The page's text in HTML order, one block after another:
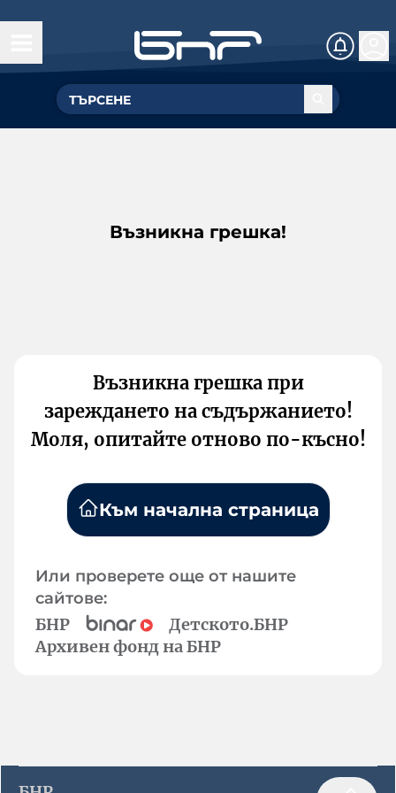
Възникна грешка!
Възникна грешка при
зареждането на съдържанието!
Моля, опитайте отново по-късно!
Към начална страница
Или проверете още от нашите
сайтове:
БНР
Детското.БНР
Архивен фонд на БНР